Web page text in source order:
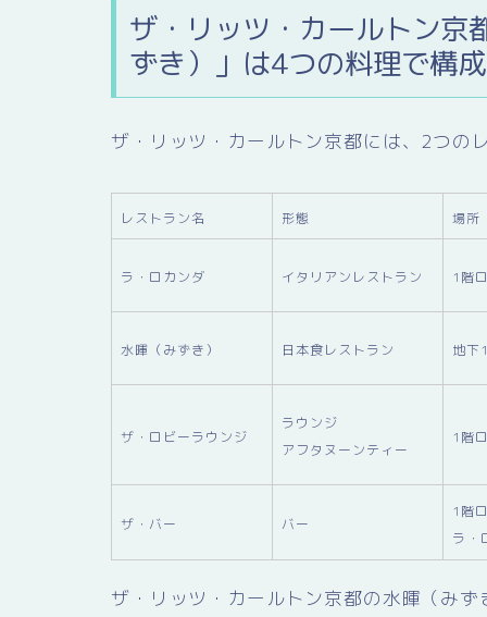
ザ・リッツ・カールトン
ずき）」は4つの料理で構
ザ・リッツ・カールトン京都には、2つの
レストラン名 形態 場所
ラ・ロカンダ イタリアンレストラン 1階
水暉（みずき） 日本食レストラン 地下
ザ・ロビーラウンジ
ラウンジ
アフタヌーンティー
1階
ザ・バー バー
1階
ラ・
ザ・リッツ・カールトン京都の水暉（み